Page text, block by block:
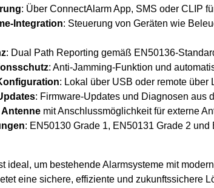
: Über ConnectAlarm App, SMS oder CLIP
Integration: Steuerung von Geräten wie
: Dual Path Reporting gemäß EN50136-
: Anti-Jamming-Funktion und
: Lokal über USB oder remote über
: Firmware-Updates und Diagnosen aus
Antenne mit Anschlussmöglichkeit für externe
: EN50130 Grade 1, EN50131 Grade 2 und
ideal, um bestehende Alarmsysteme mit
eine sichere, effiziente und zukunftssichere